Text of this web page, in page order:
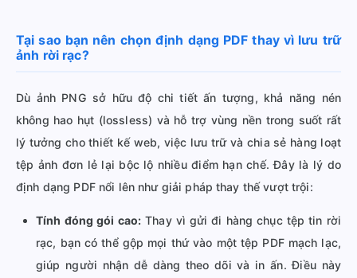
Tại sao bạn nên chọn định dạng PDF thay vì lưu trữ
ảnh rời rạc?
Dù ảnh PNG sở hữu độ chi tiết ấn tượng, khả năng nén
không hao hụt (lossless) và hỗ trợ vùng nền trong suốt rất
lý tưởng cho thiết kế web, việc lưu trữ và chia sẻ hàng loạt
tệp ảnh đơn lẻ lại bộc lộ nhiều điểm hạn chế. Đây là lý do
định dạng PDF nổi lên như giải pháp thay thế vượt trội:
Tính đóng gói cao: Thay vì gửi đi hàng chục tệp tin rời
rạc, bạn có thể gộp mọi thứ vào một tệp PDF mạch lạc,
giúp người nhận dễ dàng theo dõi và in ấn. Điều này